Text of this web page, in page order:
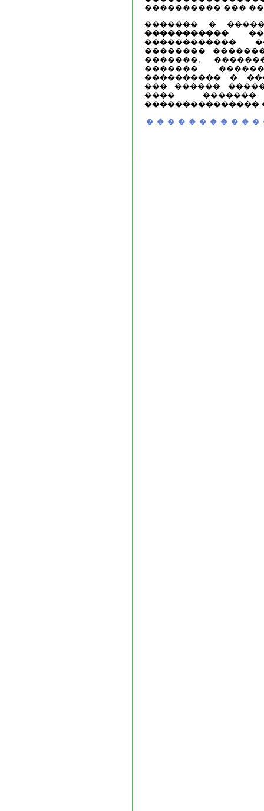
���������� ���
������� �
�����������
������������
��������
�������,
�������
���������� �
��� ������
����
���������������
� � � � � � � � � � �